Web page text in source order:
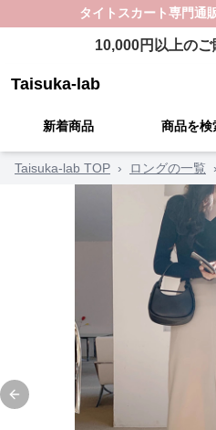
タイトスカート専門通
10,000円以上のご
Taisuka-lab
新着商品 商品を検
Taisuka-lab TOP › ロングの一覧 ›
Previous slide